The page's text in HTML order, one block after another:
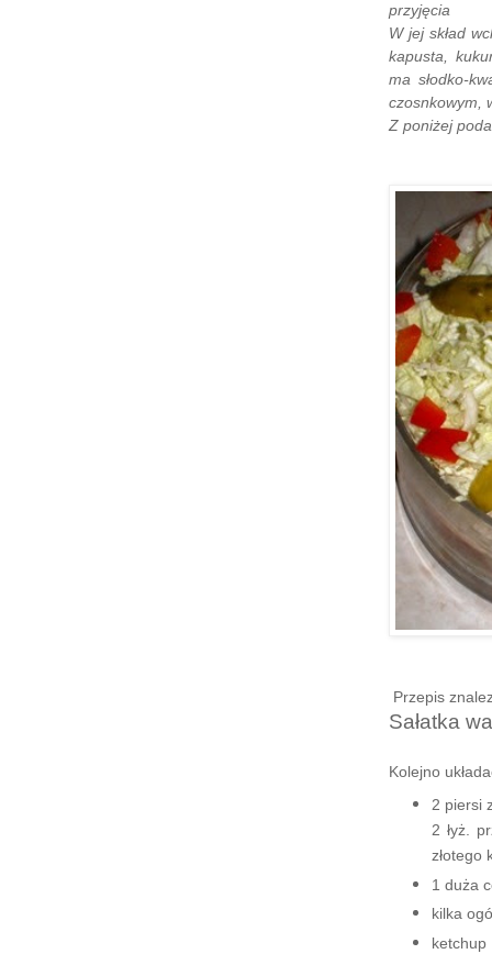
przyjęcia
W jej skład
kapusta,
ma słodko-
czosnkowym,
Z poniżej
Przepis
Sałatka
Kolejno
2 piersi
2 łyż.
złotego
1 duża
kilka
ketchup